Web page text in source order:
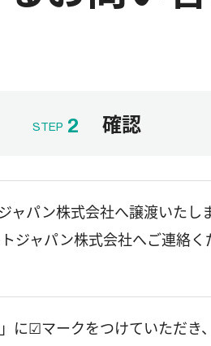
STEP 2 確認
パン株式会社へ譲渡いたし
ジャパン株式会社へご連絡く
に☑マークをつけていただき